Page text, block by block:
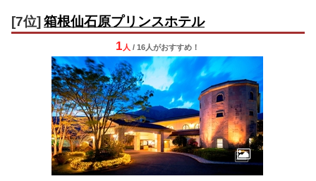
[7位] 箱根仙石原プリンスホテル
1 人 / 16人がおすすめ！